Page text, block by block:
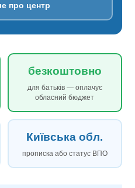
про центр
безкоштовно
для батьків — оплачує
обласний бюджет
Київська обл.
прописка або статус ВПО